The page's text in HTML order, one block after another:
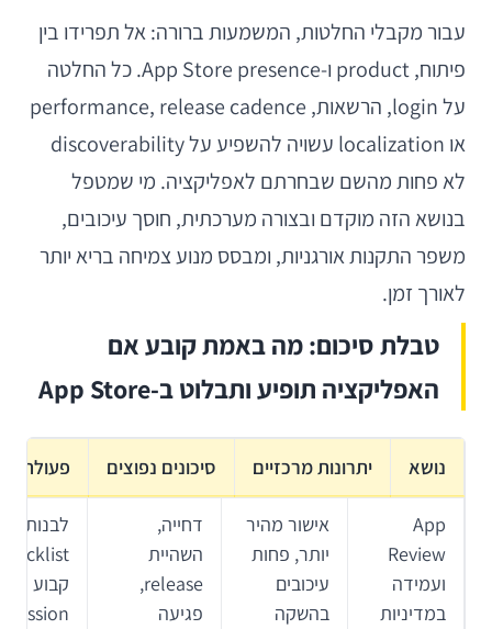
עבור מקבלי החלטות, המשמעות ברורה: אל תפרידו בין
פיתוח, product ו-App Store presence. כל החלטה
על login, הרשאות, performance, release cadence
או localization עשויה להשפיע על discoverability
לא פחות מהשם שבחרתם לאפליקציה. מי שמטפל
בנושא הזה מוקדם ובצורה מערכתית, חוסך עיכובים,
משפר התקנות אורגניות, ומבסס מנוע צמיחה בריא יותר
לאורך זמן.
טבלת סיכום: מה באמת קובע אם
האפליקציה תופיע ותבלוט ב-App Store
נושא יתרונות מרכזיים סיכונים נפוצים פעולה
App
Review
ועמידה
במדיניות
אישור מהיר
יותר, פחות
עיכובים
בהשקה
דחייה,
השהיית
release,
פגיעה
לבנות
קבוע ל-